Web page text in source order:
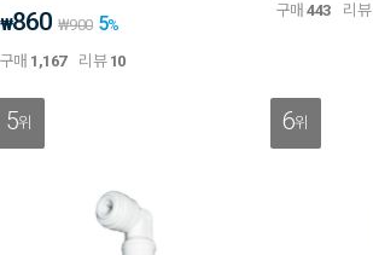
₩860 ₩900 5%
구매 1,167 리뷰 10
구매443 리뷰
5위 6위